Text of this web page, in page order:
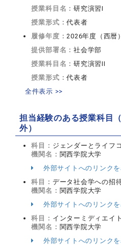
授業科目名：研究演習I
授業形式：代表者
履修年度：2026年度（西暦）
提供部署名：社会学部
授業科目名：研究演習II
授業形式：代表者
全件表示 >>
担当経験のある授業科目
外）
科目： ジェンダーとライフ
機関名： 関西学院大学
外部サイトへのリンク
科目： データ社会学への招
機関名： 関西学院大学
外部サイトへのリンク
科目： インターミディエイ
機関名： 関西学院大学
外部サイトへのリンク